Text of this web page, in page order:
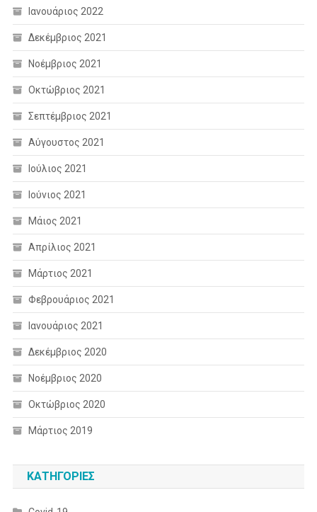
Ιανουάριος 2022
Δεκέμβριος 2021
Νοέμβριος 2021
Οκτώβριος 2021
Σεπτέμβριος 2021
Αύγουστος 2021
Ιούλιος 2021
Ιούνιος 2021
Μάιος 2021
Απρίλιος 2021
Μάρτιος 2021
Φεβρουάριος 2021
Ιανουάριος 2021
Δεκέμβριος 2020
Νοέμβριος 2020
Οκτώβριος 2020
Μάρτιος 2019
KΑΤΗΓΟΡΊΕΣ